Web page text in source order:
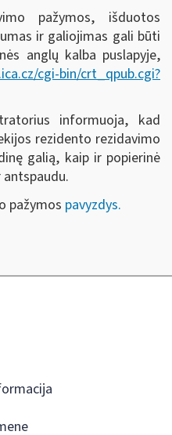
pažymos, išduotos
ir galiojimas gali būti
anglų kalba puslapyje,
cgi-bin/crt_qpub.cgi?
informuoja, kad
rezidento rezidavimo
galią, kaip ir popierinė
pažymos pavyzdys.